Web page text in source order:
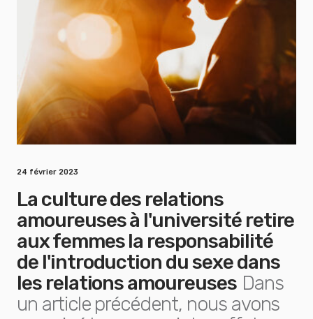
24 février 2023
La culture des relations
amoureuses à l'université retire
aux femmes la responsabilité
de l'introduction du sexe dans
les relations amoureuses Dans
un article précédent, nous avons